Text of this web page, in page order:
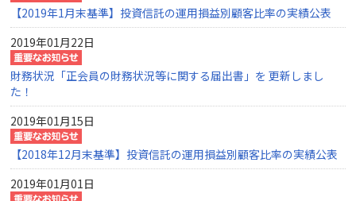
【2019年1月末基準】投資信託の運用損益別顧客比率の実績公表
2019年01月22日
財務状況「正会員の財務状況等に関する届出書」を 更新しまし
た！
2019年01月15日
【2018年12月末基準】投資信託の運用損益別顧客比率の実績公表
2019年01月01日